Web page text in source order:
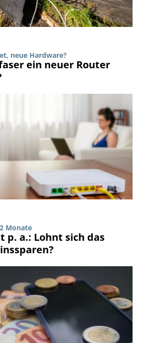
neue Hardware?
ein neuer Router
Monate
p. a.: Lohnt sich das